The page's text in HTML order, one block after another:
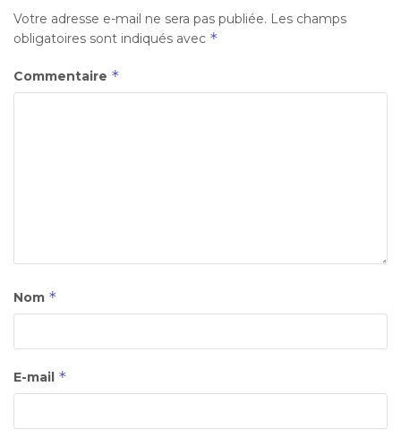
Votre adresse e-mail ne sera pas publiée. Les champs
obligatoires sont indiqués avec *
Commentaire *
Nom *
E-mail *